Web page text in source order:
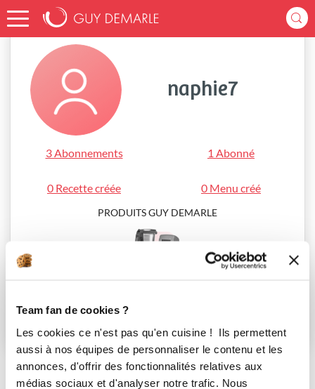
Team fan de cookies ?
Les cookies ce n'est pas qu'en cuisine ! Ils permettent
aussi à nos équipes de personnaliser le contenu et les
annonces, d'offrir des fonctionnalités relatives aux
médias sociaux et d'analyser notre trafic. Nous
Accueil naphie7
naphie7
3 Abonnements 1 Abonné
0 Recette créée 0 Menu créé
PRODUITS GUY DEMARLE